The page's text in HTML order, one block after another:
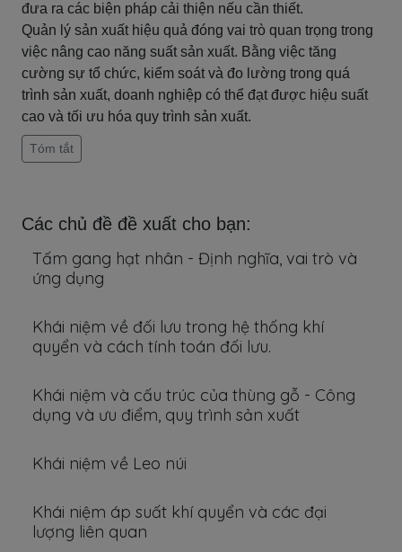
đưa ra các biện pháp cải thiện nếu cần thiết.
Quản lý sản xuất hiệu quả đóng vai trò quan trọng trong
việc nâng cao năng suất sản xuất. Bằng việc tăng
cường sự tổ chức, kiểm soát và đo lường trong quá
trình sản xuất, doanh nghiệp có thể đạt được hiệu suất
cao và tối ưu hóa quy trình sản xuất.
Tóm tắt
Các chủ đề đề xuất cho bạn:
Tấm gang hạt nhân - Định nghĩa, vai trò và
ứng dụng
Khái niệm về đối lưu trong hệ thống khí
quyển và cách tính toán đối lưu.
Khái niệm và cấu trúc của thùng gỗ - Công
dụng và ưu điểm, quy trình sản xuất
Khái niệm về Leo núi
Khái niệm áp suất khí quyển và các đại
lượng liên quan